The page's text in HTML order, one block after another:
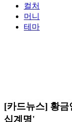
컬처
머니
테마
[카드뉴스] 황금
십계명'